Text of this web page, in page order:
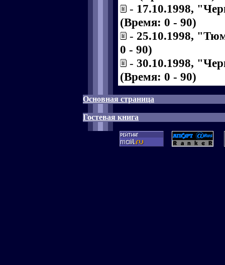
- 17.10.1998,
(Время: 0 - 90)
- 25.10.1998,
0 - 90)
- 30.10.1998,
(Время: 0 - 90)
Основная страница
Гостевая книга